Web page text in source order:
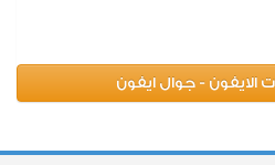
الايفون - جوال ايفون